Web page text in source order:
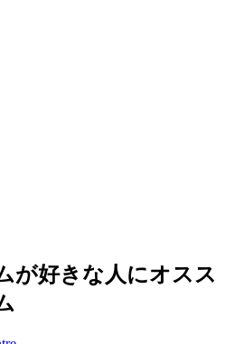
が好きな人にオスス